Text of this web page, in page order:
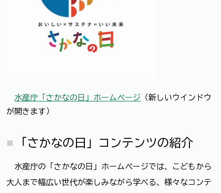
水産庁「さかなの日」ホームページ （新しいウインドウ
が開きます）
「さかなの日」コンテンツの紹介
水産庁の「さかなの日」ホームぺージでは、こどもから
大人まで幅広い世代が楽しみながら学べる、様々なコンテ